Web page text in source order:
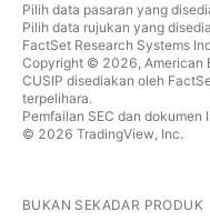
Pilih data pasaran yang
Pilih data rujukan yang
FactSet Research Systems
Copyright © 2026, American
CUSIP disediakan oleh
terpelihara.
Pemfailan SEC dan dokumen
© 2026 TradingView, Inc.
BUKAN SEKADAR PRODUK